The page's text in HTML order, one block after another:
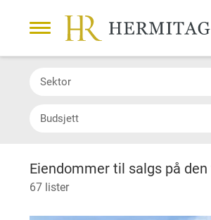
Sektor
Budsjett
Eiendommer til salgs på
67 lister